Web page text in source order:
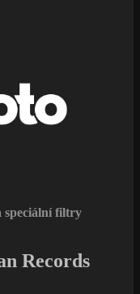
speciální filtry
Records